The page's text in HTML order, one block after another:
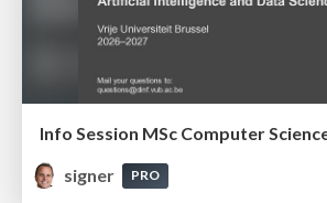
signer
PRO